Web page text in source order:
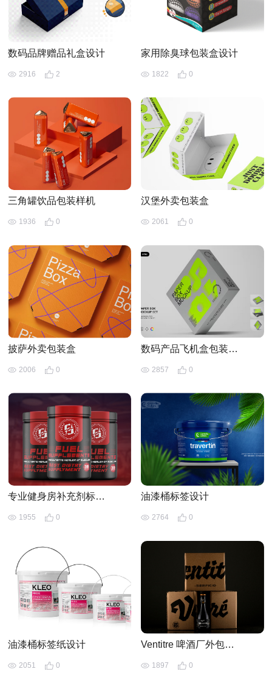
数码品牌赠品礼盒设计
2916 2
家用除臭球包装盒设计
1822 0
三角罐饮品包装样机
1936 0
汉堡外卖包装盒
2061 0
披萨外卖包装盒
2006 0
数码产品飞机盒包装样机
2857 0
专业健身房补充剂标签设计
1955 0
油漆桶标签设计
2764 0
油漆桶标签纸设计
2051 0
Ventitre 啤酒厂外包装箱设计
1897 0